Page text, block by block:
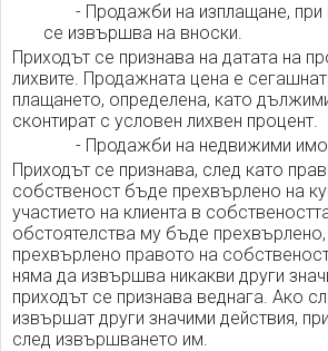
- Продажби на изплащане, при
се извършва на вноски.
Приходът се признава на датата на
лихвите. Продажната цена е
плащането, определена, като
сконтират с условен лихвен процент.
- Продажби на недвижими
Приходът се признава, след като
собственост бъде прехвърлено на
участието на клиента в
обстоятелства му бъде
прехвърлено правото на
няма да извършва никакви други
приходът се признава веднага. Ако
извършат други значими действия,
след извършването им.